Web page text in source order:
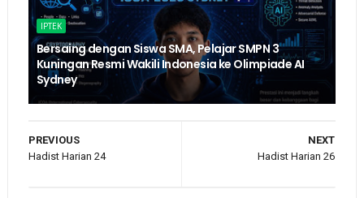
IPTEK
Bersaing dengan Siswa SMA, Pelajar SMPN 3
Kuningan Resmi Wakili Indonesia ke Olimpiade AI
Sydney
NEXT
Hadist Harian 26
PREVIOUS
Hadist Harian 24